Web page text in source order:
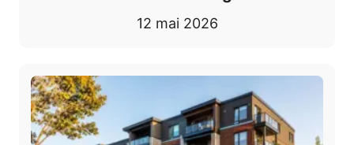
12 mai 2026